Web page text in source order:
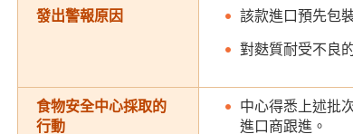
發出警報原因 該款進口預先包
對麩質耐受不良
食物安全中心採取的
行動
中心得悉上述批
進口商跟進。